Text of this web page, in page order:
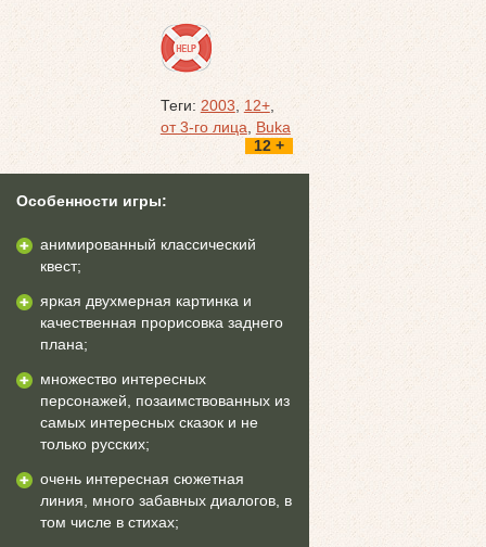
Теги: 2003 12+,
от 3-го лица
Buka
12 +
Особенности игры:
анимированный классический
квест;
яркая двухмерная картинка и
качественная прорисовка заднего
плана;
множество интересных
персонажей, позаимствованных из
самых интересных сказок и не
только русских;
очень интересная сюжетная
линия, много забавных диалогов, в
том числе в стихах;